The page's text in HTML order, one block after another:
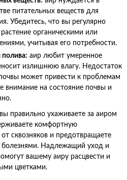
питательных веществ для
Убедитесь, что вы регулярно
органическими или
учитывая его потребности.
аир любит умеренное
излишнюю влагу. Недостаток
может привести к проблемам
внимание на состояние почвы и
правильно ухаживаете за аиром
комфортную
сквозняков и предотвращаете
болезнями. Надлежащий уход и
вашему аиру расцвести и
цветками.